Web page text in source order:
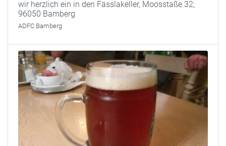
wir herzlich ein in den Fässlakeller, Moosstaße 32;
96050 Bamberg
ADFC Bamberg